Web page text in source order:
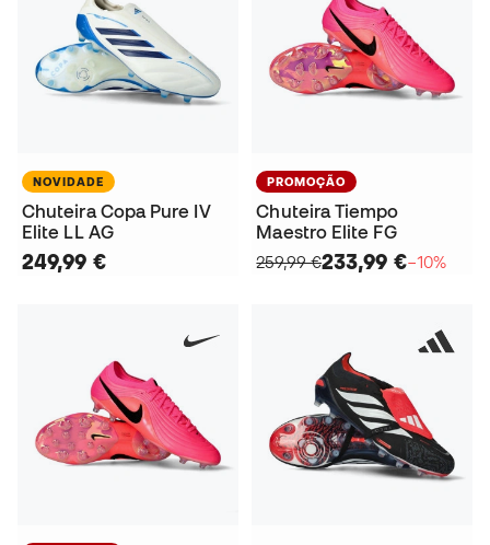
NOVIDADE
Chuteira Copa Pure IV
Elite LL AG
249,99 €
PROMOÇÃO
Chuteira Tiempo
Maestro Elite FG
259,99 €233,99 €−10%